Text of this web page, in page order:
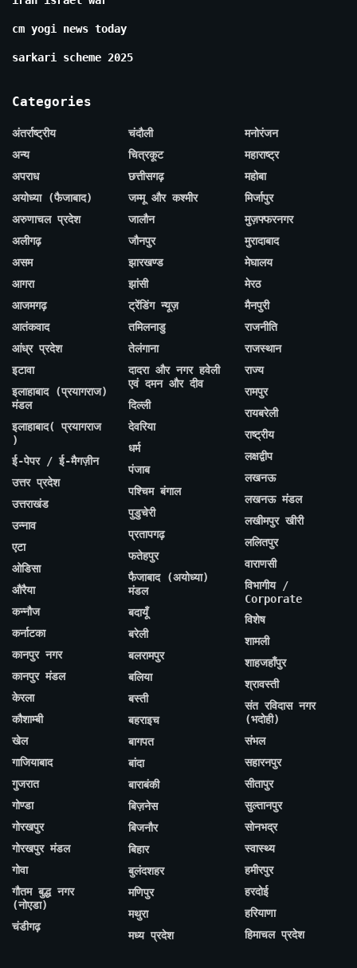
cm yogi news today
sarkari scheme 2025
Categories
अंतर्राष्ट्रीय
अन्य
अपराध
अयोध्या (फैजाबाद)
अरुणाचल प्रदेश
अलीगढ़
असम
आगरा
आजमगढ़
आतंकवाद
आंध्र प्रदेश
इटावा
इलाहाबाद (प्रयागराज)
मंडल
इलाहाबाद( प्रयागराज
)
ई-पेपर / ई-मैगज़ीन
उत्तर प्रदेश
उत्तराखंड
उन्नाव
एटा
ओडिसा
औरैया
कन्नौज
कर्नाटका
कानपुर नगर
कानपुर मंडल
केरला
कौशाम्बी
खेल
गाजियाबाद
गुजरात
गोण्डा
गोरखपुर
गोरखपुर मंडल
गोवा
गौतम बुद्ध नगर
(नोएडा)
चंडीगढ़
चंदौली
चित्रकूट
छत्तीसगढ़
जम्मू और कश्मीर
जालौन
जौनपुर
झारखण्ड
झांसी
ट्रेंडिंग न्यूज़
तमिलनाडु
तेलंगाना
दादरा और नगर हवेली
एवं दमन और दीव
दिल्ली
देवरिया
धर्म
पंजाब
पश्चिम बंगाल
पुडुचेरी
प्रतापगढ़
फतेहपुर
फैजाबाद (अयोध्या)
मंडल
बदायूँ
बरेली
बलरामपुर
बलिया
बस्ती
बहराइच
बागपत
बांदा
बाराबंकी
बिज़नेस
बिजनौर
बिहार
बुलंदशहर
मणिपुर
मथुरा
मध्य प्रदेश
मनोरंजन
महाराष्ट्र
महोबा
मिर्जापुर
मुज़फ्फरनगर
मुरादाबाद
मेघालय
मेरठ
मैनपुरी
राजनीति
राजस्थान
राज्य
रामपुर
रायबरेली
राष्ट्रीय
लक्षद्वीप
लखनऊ
लखनऊ मंडल
लखीमपुर खीरी
ललितपुर
वाराणसी
विभागीय /
Corporate
विशेष
शामली
शाहजहाँपुर
श्रावस्ती
संत रविदास नगर
(भदोही)
संभल
सहारनपुर
सीतापुर
सुल्तानपुर
सोनभद्र
स्वास्थ्य
हमीरपुर
हरदोई
हरियाणा
हिमाचल प्रदेश